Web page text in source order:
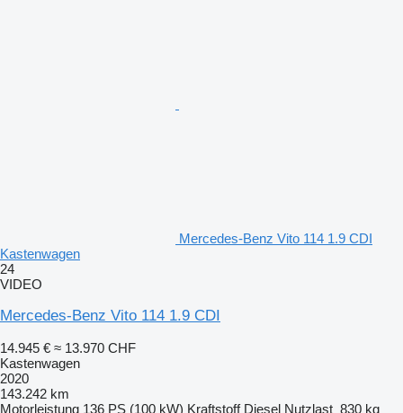
Mercedes-Benz Vito 114 1.9 CDI
Kastenwagen
24
VIDEO
Mercedes-Benz Vito 114 1.9 CDI
14.945 € ≈ 13.970 CHF
Kastenwagen
2020
143.242 km
Motorleistung 136 PS (100 kW) Kraftstoff Diesel Nutzlast 830 kg